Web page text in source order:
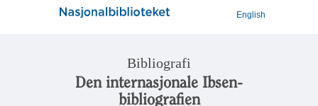
English
Bibliografi
Den internasjonale Ibsen-
bibliografien